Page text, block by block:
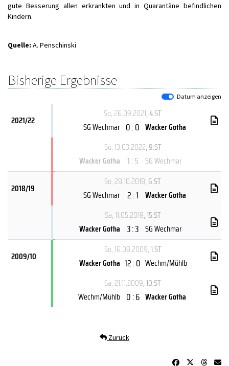
gute Besserung allen erkrankten und in Quarantäne befindlichen
Kindern.
Quelle: A. Penschinski
Bisherige Ergebnisse
Datum anzeigen
2021/22
So, 26.09.2021, 4.ST
SG Wechmar 0 : 0 Wacker Gotha
So, 13.03.2022, 9.ST
Wacker Gotha 1 : 5 SG Wechmar
2018/19
So, 28.10.2018, 6.ST
SG Wechmar 2 : 1 Wacker Gotha
Sa, 11.05.2019, 15.ST
Wacker Gotha 3 : 3 SG Wechmar
2009/10
So, 16.08.2009, 1.ST
Wacker Gotha 12 : 0 Wechm/Mühlb
Sa, 21.11.2009, 10.ST
Wechm/Mühlb 0 : 6 Wacker Gotha
Zurück